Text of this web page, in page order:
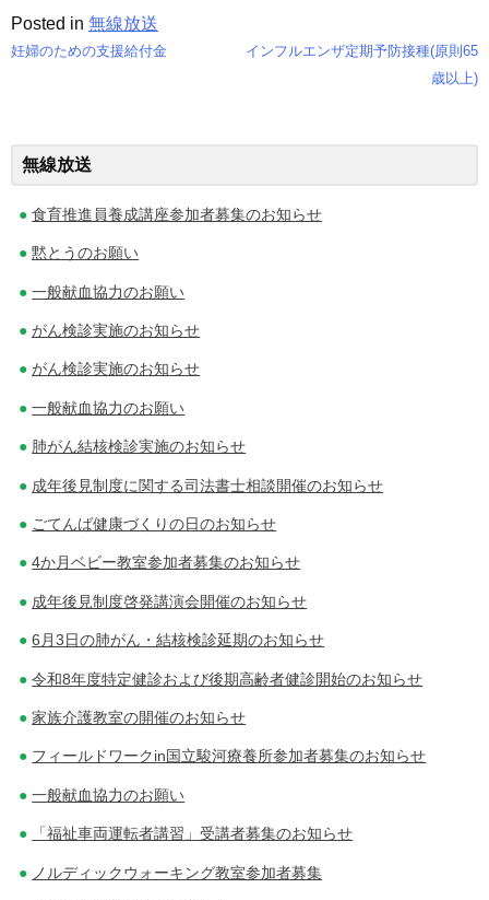
Posted in 無線放送
ナ
シ
ョ
ン
妊婦のための支援給付金
インフルエンザ定期予防接種(原則65
歳以上)
無線放送
食育推進員養成講座参加者募集のお知らせ
黙とうのお願い
一般献血協力のお願い
がん検診実施のお知らせ
がん検診実施のお知らせ
一般献血協力のお願い
肺がん結核検診実施のお知らせ
成年後見制度に関する司法書士相談開催のお知らせ
ごてんば健康づくりの日のお知らせ
4か月ベビー教室参加者募集のお知らせ
成年後見制度啓発講演会開催のお知らせ
6月3日の肺がん・結核検診延期のお知らせ
令和8年度特定健診および後期高齢者健診開始のお知らせ
家族介護教室の開催のお知らせ
フィールドワークin国立駿河療養所参加者募集のお知らせ
一般献血協力のお願い
「福祉車両運転者講習」受講者募集のお知らせ
ノルディックウォーキング教室参加者募集